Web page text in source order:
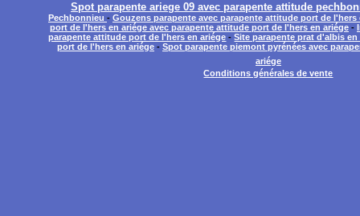
Spot parapente ariege 09 avec parapente attitude
Pechbonnieu - Gouzens parapente avec parapente attitude port de l'hers
port de l'hers en ariége avec parapente attitude port de l'hers en ariége -
parapente attitude port de l'hers en ariége -Site parapente prat d'albis
port de l'hers en ariége - Spot parapente piemont pyrénées avec
ariége
Conditions générales de vente